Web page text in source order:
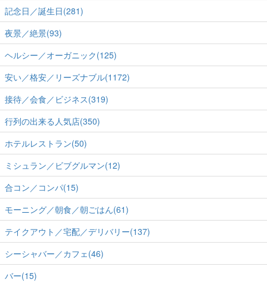
記念日／誕生日(281)
夜景／絶景(93)
ヘルシー／オーガニック(125)
安い／格安／リーズナブル(1172)
接待／会食／ビジネス(319)
行列の出来る人気店(350)
ホテルレストラン(50)
ミシュラン／ビブグルマン(12)
合コン／コンパ(15)
モーニング／朝食／朝ごはん(61)
テイクアウト／宅配／デリバリー(137)
シーシャバー／カフェ(46)
バー(15)